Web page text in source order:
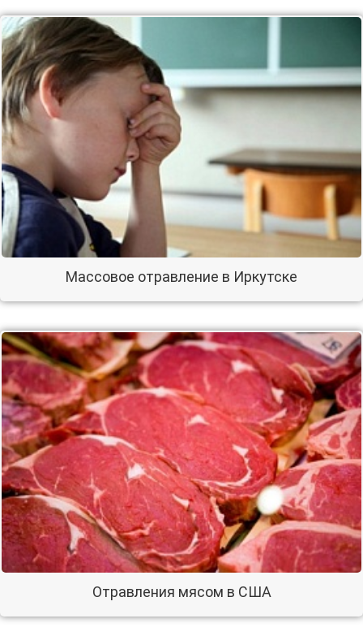
Массовое отравление в Иркутске
Отравления мясом в США